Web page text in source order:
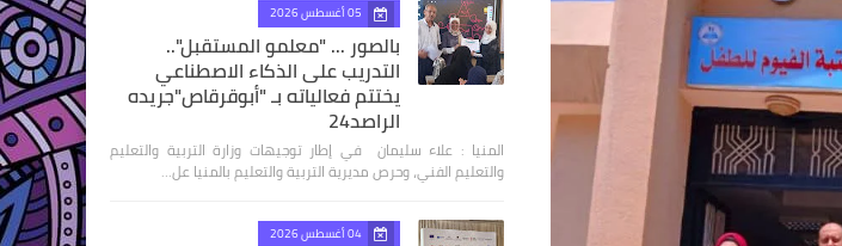
05 أغسطس 2026
بالصور ... "معلمو المستقبل"..
التدريب على الذكاء الاصطناعي
يختتم فعالياته بـ "أبوقرقاص"جريده
الراصد24
المنيا : علاء سليمان في إطار توجيهات وزارة التربية والتعليم
والتعليم الفني، وحرص مديرية التربية والتعليم بالمنيا عل…
04 أغسطس 2026